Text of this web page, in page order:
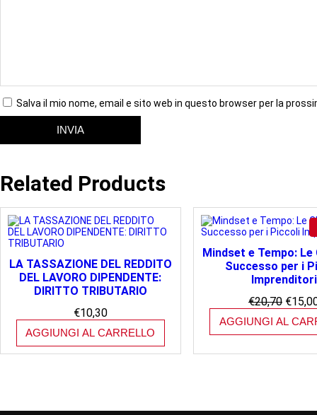
Salva il mio nome, email e sito web in questo browser per la
Related Products
LA TASSAZIONE DEL REDDITO
DEL LAVORO DIPENDENTE:
DIRITTO TRIBUTARIO
€10,30
AGGIUNGI AL CARRELLO
Mindset e Tempo: Le
Successo per i
Imprenditori
€20,70 Il
prezzo
era:
€20,70.
€
AGGIUNGI AL